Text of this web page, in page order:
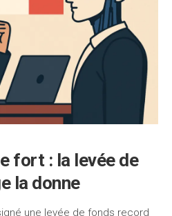
fort : la levée de
la donne
une levée de fonds record